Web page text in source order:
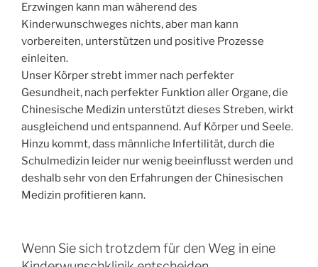
Erzwingen kann man wäherend des
Kinderwunschweges nichts, aber man kann
vorbereiten, unterstützen und positive Prozesse
einleiten.
Unser Körper strebt immer nach perfekter
Gesundheit, nach perfekter Funktion aller Organe, die
Chinesische Medizin unterstützt dieses Streben, wirkt
ausgleichend und entspannend. Auf Körper und Seele.
Hinzu kommt, dass männliche Infertilität, durch die
Schulmedizin leider nur wenig beeinflusst werden und
deshalb sehr von den Erfahrungen der Chinesischen
Medizin profitieren kann.
Wenn Sie sich trotzdem für den Weg in eine